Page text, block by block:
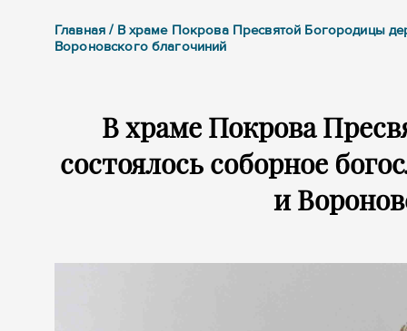
Главная / В храме Покрова Пресвятой Богородицы
Вороновского благочиний
В храме Покрова
состоялось соборное
и